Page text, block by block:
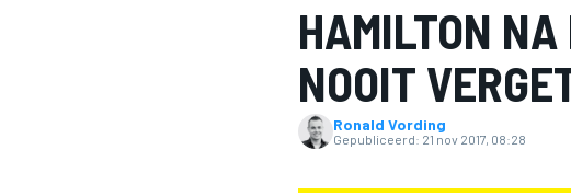
HAMILTON
NOOIT
Ronald Vording
Gepubliceerd: 21 nov 2017, 08:28